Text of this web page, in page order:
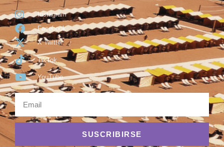
Instagram
Facebook
X Twitter
TikTok
YouTube
SUSCRIBIRSE